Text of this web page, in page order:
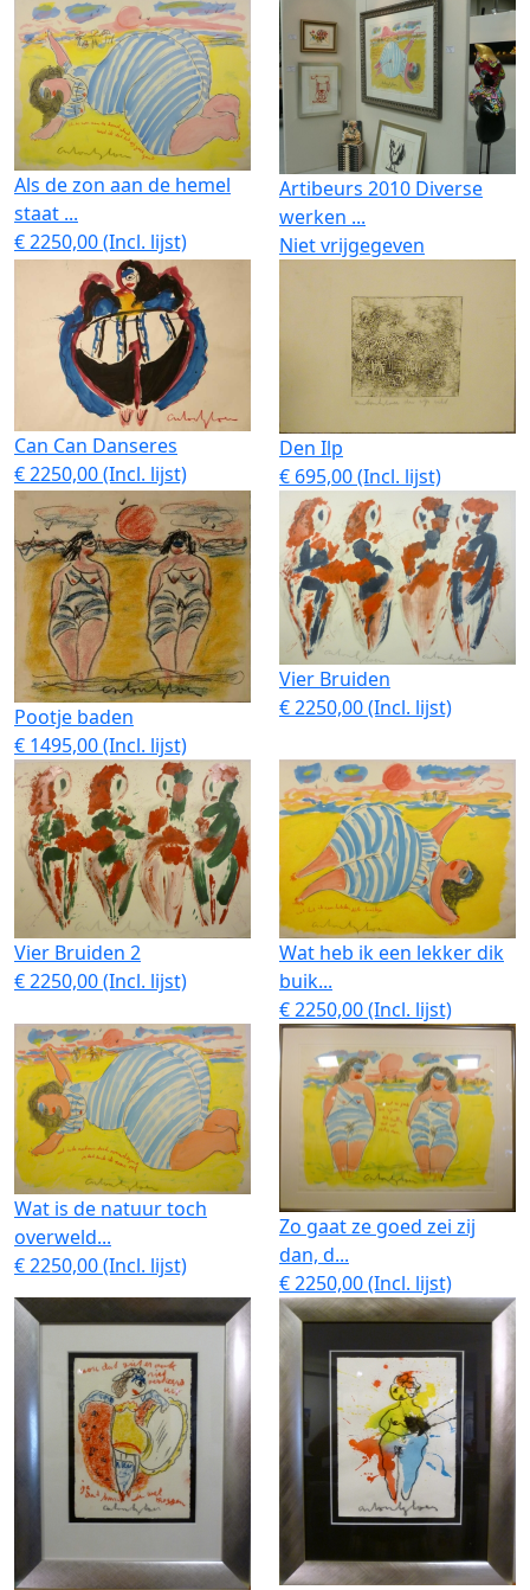
Als de zon aan de hemel
staat ...
€ 2250,00 (Incl. lijst)
Artibeurs 2010 Diverse
werken ...
Niet vrijgegeven
Can Can Danseres
€ 2250,00 (Incl. lijst)
Den Ilp
€ 695,00 (Incl. lijst)
Pootje baden
€ 1495,00 (Incl. lijst)
Vier Bruiden
€ 2250,00 (Incl. lijst)
Vier Bruiden 2
€ 2250,00 (Incl. lijst)
Wat heb ik een lekker dik
buik...
€ 2250,00 (Incl. lijst)
Wat is de natuur toch
overweld...
€ 2250,00 (Incl. lijst)
Zo gaat ze goed zei zij
dan, d...
€ 2250,00 (Incl. lijst)